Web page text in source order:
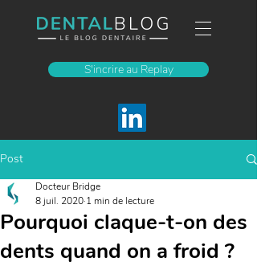
S'incrire au Replay
Post
Pourquoi claque-t-on des
dents quand on a froid ?
Docteur Bridge
8 juil. 2020 1 min de lecture